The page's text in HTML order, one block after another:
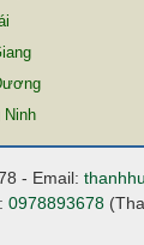
Ninh
- Email:
0978893678